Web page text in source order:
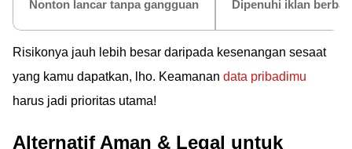
Nonton lancar tanpa gangguan Dipenuhi iklan
Risikonya jauh lebih besar daripada kesenangan sesaat
yang kamu dapatkan, lho. Keamanan data pribadimu
harus jadi prioritas utama!
Alternatif Aman & Legal untuk